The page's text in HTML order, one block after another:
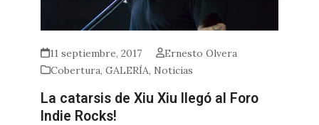
11 septiembre, 2017
Ernesto Olvera
Cobertura,GALERÍA, Noticias
La catarsis de Xiu Xiu llegó al Foro
Indie Rocks!